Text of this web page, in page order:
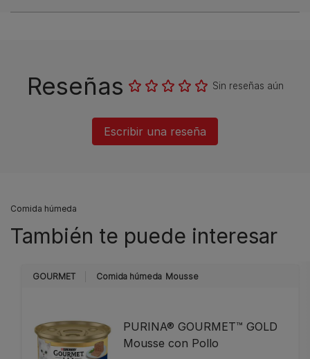
Reseñas Sin reseñas aún
Escribir una reseña
Comida húmeda
También te puede interesar
GOURMET Comida húmeda Mousse
PURINA® GOURMET™ GOLD
Mousse con Pollo